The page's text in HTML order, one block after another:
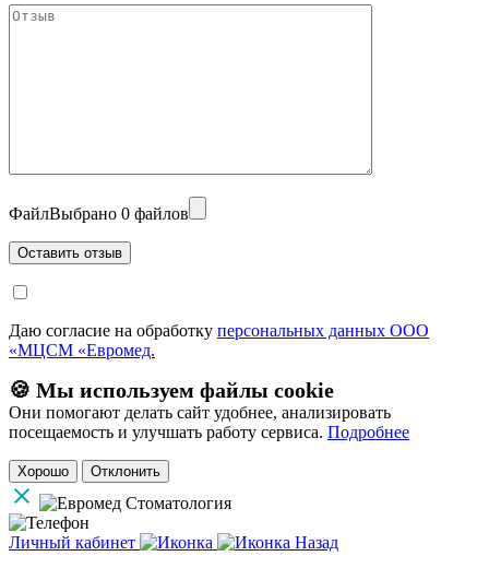
ФайлВыбрано 0 файлов
Даю согласие на обработку персональных данных ООО
«МЦСМ «Евромед.
🍪 Мы используем файлы cookie
Они помогают делать сайт удобнее, анализировать
посещаемость и улучшать работу сервиса. Подробнее
Хорошо Отклонить
Личный кабинет
Назад